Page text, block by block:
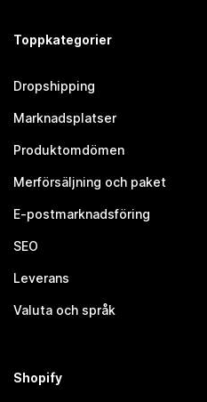
Toppkategorier
Dropshipping
Marknadsplatser
Produktomdömen
Merförsäljning och paket
E-postmarknadsföring
SEO
Leverans
Valuta och språk
Shopify